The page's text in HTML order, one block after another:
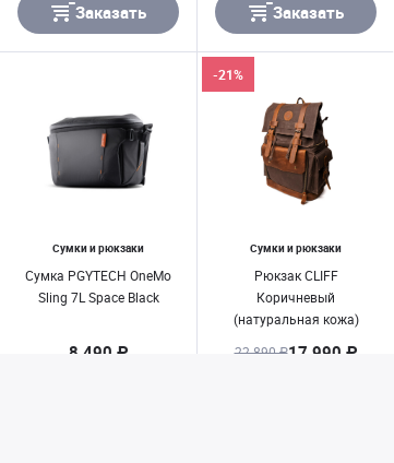
Заказать
Заказать
Сумки и рюкзаки
Cумка PGYTECH OneMo
Sling 7L Space Black
8 490 ₽
Сумки и рюкзаки
Рюкзак CLIFF
Коричневый
(натуральная кожа)
-21%
22 890 ₽17 990 ₽